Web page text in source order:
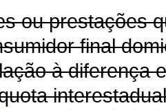
ou prestações
final
à diferença